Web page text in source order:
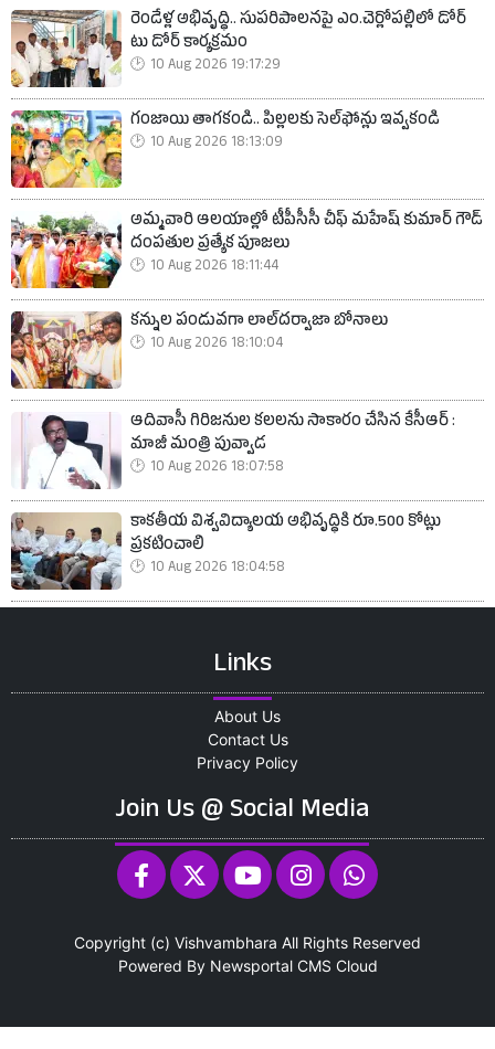
రెండేళ్ల అభివృద్ధి.. సుపరిపాలనపై ఎం.చెర్లోపల్లిలో డోర్
టు డోర్ కార్యక్రమం
10 Aug 2026 19:17:29
గంజాయి తాగకండి.. పిల్లలకు సెల్‌ఫోన్లు ఇవ్వకండి
10 Aug 2026 18:13:09
అమ్మవారి ఆలయాల్లో టీపీసీసీ చీఫ్ మహేష్ కుమార్ గౌడ్
దంపతుల ప్రత్యేక పూజలు
10 Aug 2026 18:11:44
కన్నుల పండువగా లాల్‌దర్వాజా బోనాలు
10 Aug 2026 18:10:04
ఆదివాసీ గిరిజనుల కలలను సాకారం చేసిన కేసీఆర్ :
మాజీ మంత్రి పువ్వాడ
10 Aug 2026 18:07:58
కాకతీయ విశ్వవిద్యాలయ అభివృద్ధికి రూ.500 కోట్లు
ప్రకటించాలి
10 Aug 2026 18:04:58
Links
About Us
Contact Us
Privacy Policy
Join Us @ Social Media
Copyright (c) Vishvambhara All Rights Reserved
Powered By Newsportal CMS Cloud